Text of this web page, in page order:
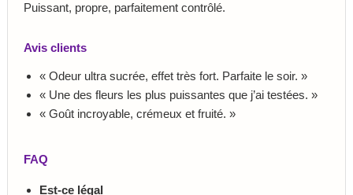
Puissant, propre, parfaitement contrôlé.
Avis clients
« Odeur ultra sucrée, effet très fort. Parfaite le soir. »
« Une des fleurs les plus puissantes que j’ai testées. »
« Goût incroyable, crémeux et fruité. »
FAQ
Est-ce légal